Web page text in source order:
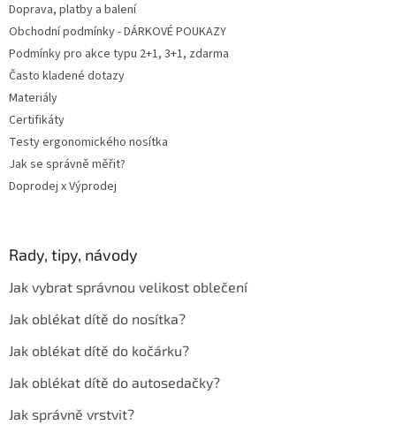
Doprava, platby a balení
Obchodní podmínky - DÁRKOVÉ POUKAZY
Podmínky pro akce typu 2+1, 3+1, zdarma
Často kladené dotazy
Materiály
Certifikáty
Testy ergonomického nosítka
Jak se správně měřit?
Doprodej x Výprodej
Rady, tipy, návody
Jak vybrat správnou velikost oblečení
Jak oblékat dítě do nosítka?
Jak oblékat dítě do kočárku?
Jak oblékat dítě do autosedačky?
Jak správně vrstvit?